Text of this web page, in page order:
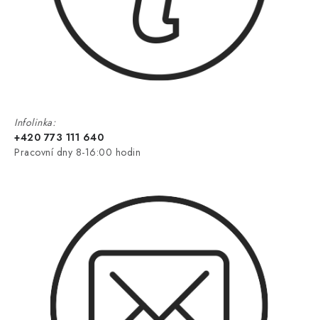
Infolinka:
+420 773 111 640
Pracovní dny 8-16:00 hodin